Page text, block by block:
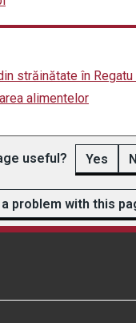
străinătate în Regatu
alimentelor
useful? Yes
problem with this